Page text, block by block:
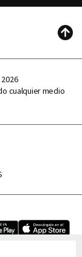
2026
cualquier medio